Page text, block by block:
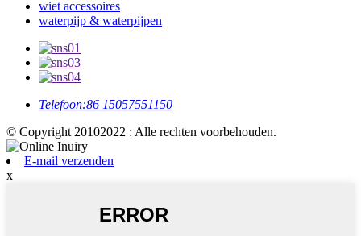
wiet accessoires
waterpijp & waterpijpen
Telefoon:86 15057551150
© Copyright 20102022 : Alle rechten voorbehouden.
E-mail verzenden
x